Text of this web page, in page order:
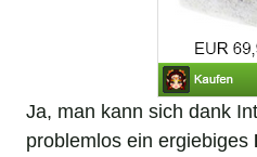
Ja, man kann sich dank
problemlos ein ergiebiges